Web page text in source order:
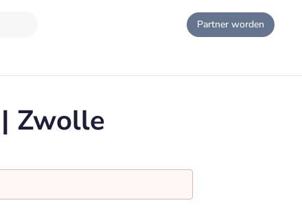
Partner worden
Zwolle